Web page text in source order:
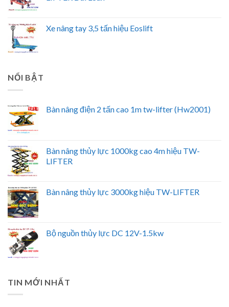
Xe nâng tay 3,5 tấn hiệu Eoslift
NỔI BẬT
Bàn nâng điện 2 tấn cao 1m tw-lifter (Hw2001)
Bàn nâng thủy lực 1000kg cao 4m hiệu TW-
LIFTER
Bàn nâng thủy lực 3000kg hiệu TW-LIFTER
Bộ nguồn thủy lực DC 12V-1.5kw
TIN MỚI NHẤT